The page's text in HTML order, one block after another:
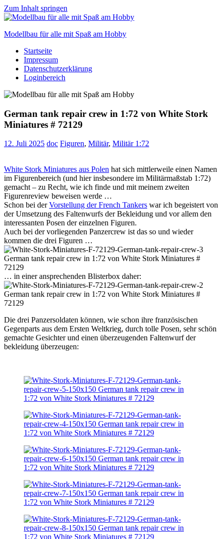
Zum Inhalt springen
Modellbau für alle mit Spaß am Hobby
Scale
modelling
to
Startseite
Impressum
Datenschutzerklärung
Loginbereich
German tank repair crew in 1:72 von White Stork
Miniatures # 72129
12. Juli 2025 doc Figuren, Militär, Militär 1:72
White Stork Miniatures aus Polen hat sich mittlerweile einen Namen
im Figurenbereich (und hier insbesondere im Militärmaßstab 1:72)
gemacht – zu Recht, wie ich finde und mit meinem zweiten
Figurenreview beweisen werde …
Schon bei derVorstellung der French Tankers war ich begeistert von
der Umsetzung des Faltenwurfs der Bekleidung und vor allem den
interessanten Posen der einzelnen Figuren.
Auch bei der vorliegenden Panzercrew ist das so und wieder
kommen die drei Figuren …
… in einer ansprechenden Blisterbox daher:
Die drei Panzersoldaten können, wie schon ihre französischen
Gegenparts aus dem Ersten Weltkrieg, durch tolle Posen, sehr schön
gemachte Gesichter und einen überzeugenden Faltenwurf der
bekleidung überzeugen: